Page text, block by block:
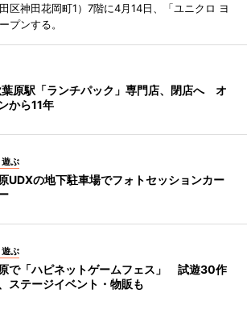
区神田花岡町1）7階に4月14日、「ユニクロ ヨ
プンする。
原駅「ランチパック」専門店、閉店へ オ
から11年
遊ぶ
UDXの地下駐車場でフォトセッションカー
遊ぶ
で「ハピネットゲームフェス」 試遊30作
ステージイベント・物販も